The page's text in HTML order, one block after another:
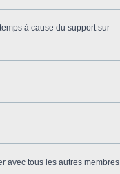
à cause du support sur
avec tous les autres membres